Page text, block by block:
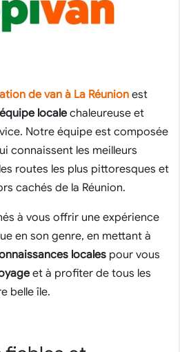
de van à La Réunion est
équipe locale chaleureuse et
Notre équipe est composée
connaissent les meilleurs
routes les plus pittoresques et
cachés de la Réunion.
à vous offrir une expérience
en son genre, en mettant à
locales pour vous
et à profiter de tous les
belle île.